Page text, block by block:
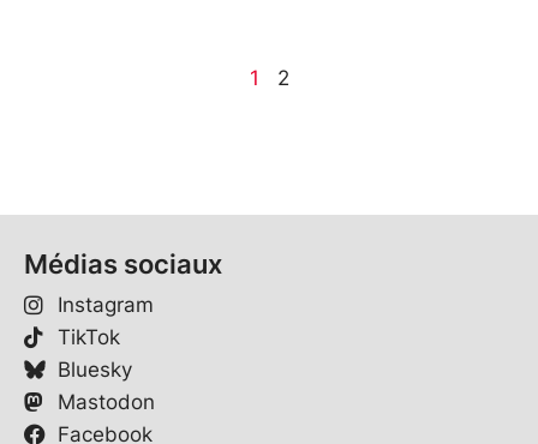
1 2
Médias sociaux
Instagram
TikTok
Bluesky
Mastodon
Facebook